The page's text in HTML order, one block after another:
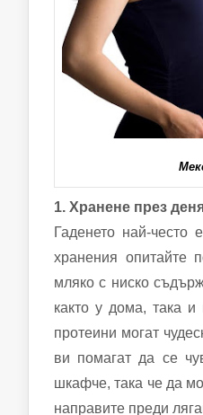
1. Хранене през
Гаденето най-често
хранения опитайте
мляко с ниско
както у дома, така
протеини могат
ви помагат да се
шкафче, така че да
направите преди